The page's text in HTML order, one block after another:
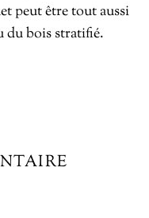
peut être tout aussi
du bois stratifié.